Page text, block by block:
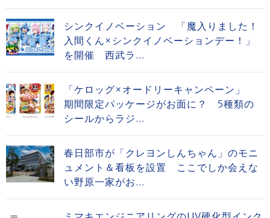
シンクイノベーション 「魔入りました！
入間くん×シンクイノベーションデー！」
を開催 西武ラ...
「ケロッグ×オードリーキャンペーン」
期間限定パッケージがお面に？ 5種類の
シールからラジ...
春日部市が「クレヨンしんちゃん」のモニ
ュメント＆看板を設置 ここでしか会えな
い野原一家がお...